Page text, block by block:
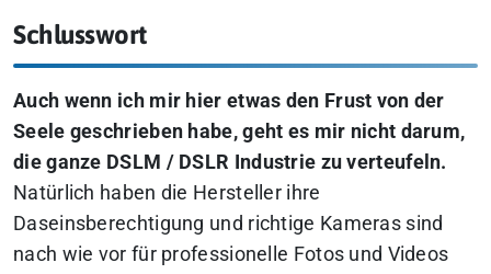
Schlusswort
Auch wenn ich mir hier etwas den Frust von der
Seele geschrieben habe, geht es mir nicht darum,
die ganze DSLM / DSLR Industrie zu verteufeln.
Natürlich haben die Hersteller ihre
Daseinsberechtigung und richtige Kameras sind
nach wie vor für professionelle Fotos und Videos